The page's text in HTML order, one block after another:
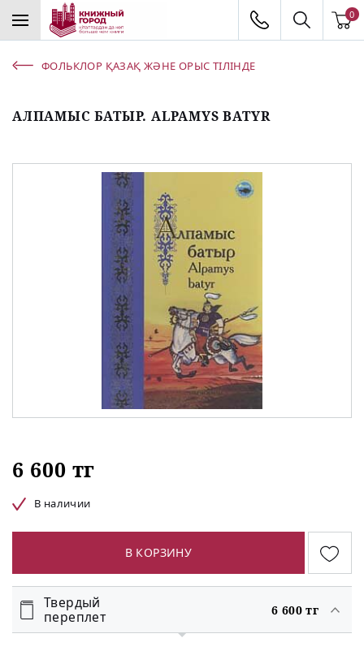
0
ФОЛЬКЛОР ҚАЗАҚ ЖӘНЕ ОРЫС ТІЛІНДЕ
АЛПАМЫС БАТЫР. ALPAMYS BATYR
6 600 тг
В наличии
В КОРЗИНУ
Твердый
переплет
6 600 тг